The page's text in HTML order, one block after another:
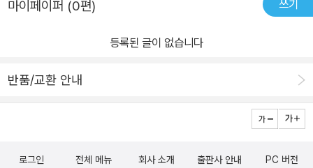
마이페이퍼 (0편) 쓰기
등록된 글이 없습니다
반품/교환 안내
로그인 전체 메뉴 회사 소개 출판사 안내 PC 버전